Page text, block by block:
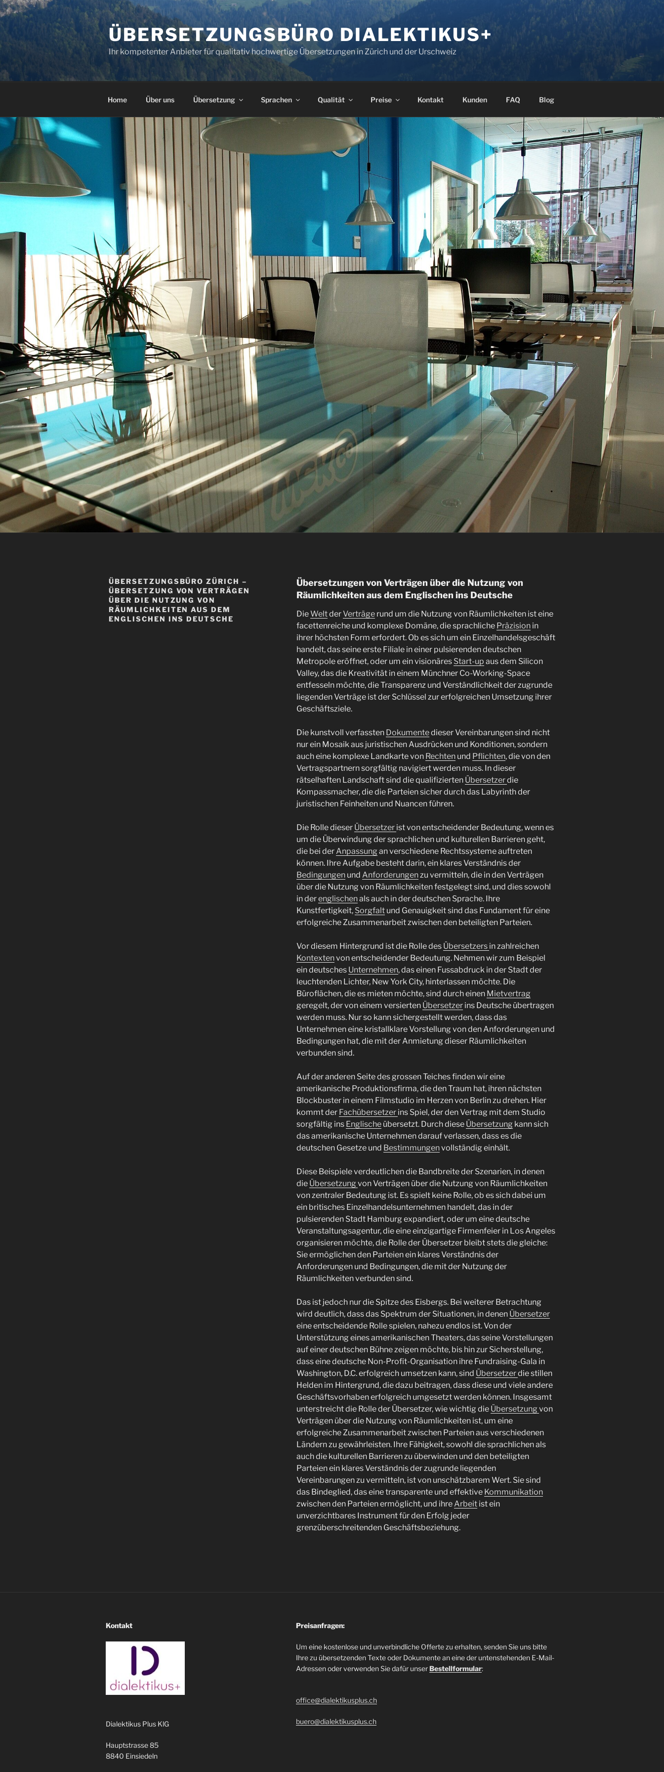
Zum
Inhalt
springen
ÜBERSETZUNGSBÜRO DIALEKTIKUS+
Ihr kompetenter Anbieter für qualitativ hochwertige Übersetzungen in Zürich und der Urschweiz
Home Über uns Übersetzung Sprachen Qualität Preise Kontakt Kunden FAQ Blog
ÜBERSETZUNGSBÜRO ZÜRICH –
ÜBERSETZUNG VON VERTRÄGEN
ÜBER DIE NUTZUNG VON
RÄUMLICHKEITEN AUS DEM
ENGLISCHEN INS DEUTSCHE
Übersetzungen von Verträgen über die Nutzung von
Räumlichkeiten aus dem Englischen ins Deutsche
DieWeltderVerträgerund um die Nutzung von Räumlichkeiten ist eine
facettenreiche und komplexe Domäne, die sprachliche Präzisionin
ihrer höchsten Form erfordert. Ob es sich um ein Einzelhandelsgeschäft
handelt, das seine erste Filiale in einer pulsierenden deutschen
Metropole eröffnet, oder um ein visionäres Start-up aus dem Silicon
Valley, das die Kreativität in einem Münchner Co-Working-Space
entfesseln möchte, die Transparenz und Verständlichkeit der zugrunde
liegenden Verträge ist der Schlüssel zur erfolgreichen Umsetzung ihrer
Geschäftsziele.
Die kunstvoll verfassten Dokumentedieser Vereinbarungen sind nicht
nur ein Mosaik aus juristischen Ausdrücken und Konditionen, sondern
auch eine komplexe Landkarte von Rechtenund Pflichten, die von den
Vertragspartnern sorgfältig navigiert werden muss. In dieser
rätselhaften Landschaft sind die qualifizierten Übersetzerdie
Kompassmacher, die die Parteien sicher durch das Labyrinth der
juristischen Feinheiten und Nuancen führen.
Die Rolle dieser Übersetzer ist von entscheidender Bedeutung, wenn es
um die Überwindung der sprachlichen und kulturellen Barrieren geht,
die bei der Anpassung an verschiedene Rechtssysteme auftreten
können. Ihre Aufgabe besteht darin, ein klares Verständnis der
Bedingungenund Anforderungenzu vermitteln, die in den Verträgen
über die Nutzung von Räumlichkeiten festgelegt sind, und dies sowohl
in derenglischenals auch in der deutschen Sprache. Ihre
Kunstfertigkeit, Sorgfaltund Genauigkeit sind das Fundament für eine
erfolgreiche Zusammenarbeit zwischen den beteiligten Parteien.
Vor diesem Hintergrund ist die Rolle des Übersetzers in zahlreichen
Kontextenvon entscheidender Bedeutung. Nehmen wir zum Beispiel
ein deutsches Unternehmen, das einen Fussabdruck in der Stadt der
leuchtenden Lichter, New York City, hinterlassen möchte. Die
Büroflächen, die es mieten möchte, sind durch einen Mietvertrag
geregelt, der von einem versierten Übersetzerins Deutsche übertragen
werden muss. Nur so kann sichergestellt werden, dass das
Unternehmen eine kristallklare Vorstellung von den Anforderungen und
Bedingungen hat, die mit der Anmietung dieser Räumlichkeiten
verbunden sind.
Auf der anderen Seite des grossen Teiches finden wir eine
amerikanische Produktionsfirma, die den Traum hat, ihren nächsten
Blockbuster in einem Filmstudio im Herzen von Berlin zu drehen. Hier
kommt der Fachübersetzer ins Spiel, der den Vertrag mit dem Studio
sorgfältig ins Englischeübersetzt. Durch diese Übersetzung kann sich
das amerikanische Unternehmen darauf verlassen, dass es die
deutschen Gesetze und Bestimmungenvollständig einhält.
Diese Beispiele verdeutlichen die Bandbreite der Szenarien, in denen
die Übersetzung von Verträgen über die Nutzung von Räumlichkeiten
von zentraler Bedeutung ist. Es spielt keine Rolle, ob es sich dabei um
ein britisches Einzelhandelsunternehmen handelt, das in der
pulsierenden Stadt Hamburg expandiert, oder um eine deutsche
Veranstaltungsagentur, die eine einzigartige Firmenfeier in Los Angeles
organisieren möchte, die Rolle der Übersetzer bleibt stets die gleiche:
Sie ermöglichen den Parteien ein klares Verständnis der
Anforderungen und Bedingungen, die mit der Nutzung der
Räumlichkeiten verbunden sind.
Das ist jedoch nur die Spitze des Eisbergs. Bei weiterer Betrachtung
wird deutlich, dass das Spektrum der Situationen, in denen Übersetzer
eine entscheidende Rolle spielen, nahezu endlos ist. Von der
Unterstützung eines amerikanischen Theaters, das seine Vorstellungen
auf einer deutschen Bühne zeigen möchte, bis hin zur Sicherstellung,
dass eine deutsche Non-Profit-Organisation ihre Fundraising-Gala in
Washington, D.C. erfolgreich umsetzen kann, sind Übersetzerdie stillen
Helden im Hintergrund, die dazu beitragen, dass diese und viele andere
Geschäftsvorhaben erfolgreich umgesetzt werden können. Insgesamt
unterstreicht die Rolle der Übersetzer, wie wichtig die Übersetzung von
Verträgen über die Nutzung von Räumlichkeiten ist, um eine
erfolgreiche Zusammenarbeit zwischen Parteien aus verschiedenen
Ländern zu gewährleisten. Ihre Fähigkeit, sowohl die sprachlichen als
auch die kulturellen Barrieren zu überwinden und den beteiligten
Parteien ein klares Verständnis der zugrunde liegenden
Vereinbarungen zu vermitteln, ist von unschätzbarem Wert. Sie sind
das Bindeglied, das eine transparente und effektive Kommunikation
zwischen den Parteien ermöglicht, und ihre Arbeitist ein
unverzichtbares Instrument für den Erfolg jeder
grenzüberschreitenden Geschäftsbeziehung.
Kontakt
Dialektikus Plus KlG
Hauptstrasse 85
8840 Einsiedeln
Preisanfragen:
Um eine kostenlose und unverbindliche Offerte zu erhalten, senden Sie uns bitte
Ihre zu übersetzenden Texte oder Dokumente an eine der untenstehenden E-Mail-
Adressen oder verwenden Sie dafür unserBestellformular:
office@dialektikusplus.ch
buero@dialektikusplus.ch